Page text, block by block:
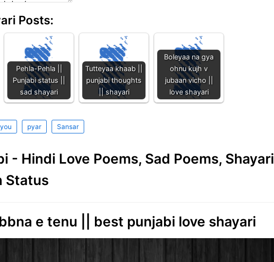
Posts:
Pehla-Pehla ||
Punjabi status ||
sad shayari
Tutteyaa khaab ||
punjabi thoughts
|| shayari
Boleyaa na gya
ohnu kujh v
jubaan vicho ||
love shayari
pyar Sansar
- Hindi Love Poems, Sad Poems, Shayari
Status
e tenu || best punjabi love shayari